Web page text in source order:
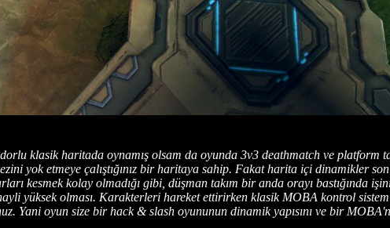
klasik haritada oynamış olsam da oyunda 3v3 deathmatch ve
yok etmeye çalıştığınız bir haritaya sahip. Fakat harita içi dinamikler
kesmek kolay olmadığı gibi, düşman takım bir anda orayı bastığında
yüksek olması. Karakterleri hareket ettirirken klasik MOBA kontrol
Yani oyun size bir hack & slash oyununun dinamik yapısını ve bir